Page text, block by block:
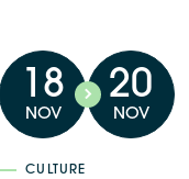
18
NOV
20
NOV
CULTURE